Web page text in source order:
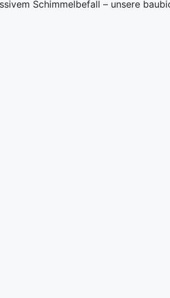
Schimmelbefall – unsere